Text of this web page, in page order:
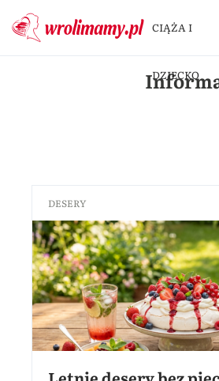
CIĄŻA I
DZIECKO
DESERY